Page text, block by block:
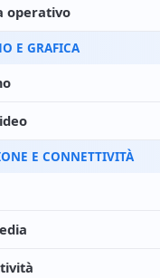
operativo
E GRAFICA
E CONNETTIVITÀ